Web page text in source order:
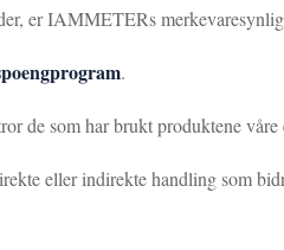
er IAMMETERs
.
de som har brukt produktene våre
eller indirekte handling som